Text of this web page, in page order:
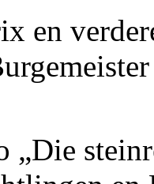
en
„Die